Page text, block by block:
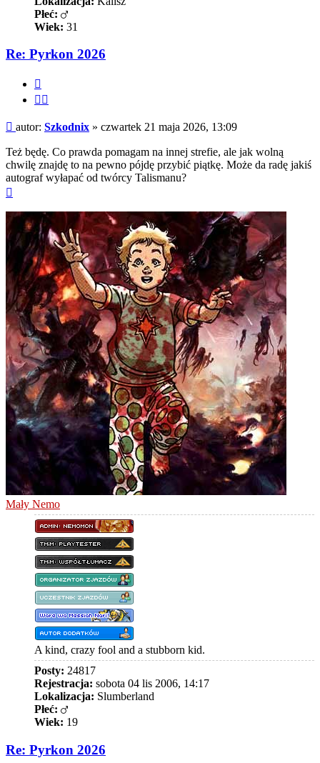
Płeć:
Wiek: 31
Re: Pyrkon 2026
Post
autor: Szkodnix » czwartek 21 maja 2026, 13:09
Też będę. Co prawda pomagam na innej strefie, ale jak wolną
chwilę znajdę to na pewno pójdę przybić piątkę. Może da radę jakiś
autograf wyłapać od twórcy Talismanu?
Mały Nemo
A kind, crazy fool and a stubborn kid.
Posty: 24817
Rejestracja: sobota 04 lis 2006, 14:17
Lokalizacja: Slumberland
Płeć:
Wiek: 19
Re: Pyrkon 2026